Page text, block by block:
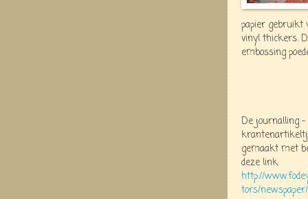
papier gebruikt
vinyl thickers.
embossing
De journalling -
gemaakt met
deze link:
http://
tors/